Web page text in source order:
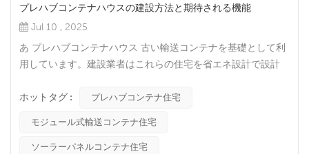
プレハブコンテナハウスの建設方法と期待される機能
Jul 10 , 2025
あ プレハブコンテナハウス 古い輸送コンテナを基礎として利
用しています。建設業者はこれらの住宅を省エネ設計で設計
ンテナ住宅には、ユーティリティや家電製品が既に設置されて
設置されているものもあります。簡単に移動させたい場合は、
タイニーハウスを選ぶことができます。より広いスペースが必
ホットタグ : プレハブコンテナ住宅
モジュール式輸送コンテナ住宅
ソーラーパネルコンテナ住宅